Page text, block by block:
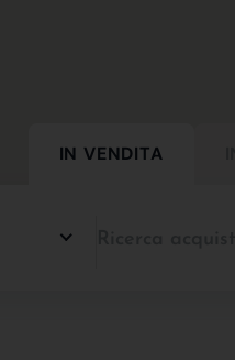
IN VENDITA